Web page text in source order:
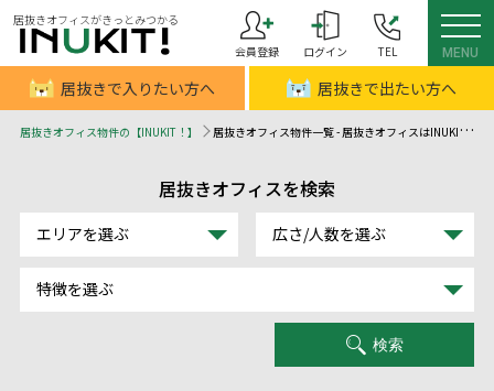
居抜きオフィスがきっとみつかる
会員登録
ログイン TEL MENU
居抜きで入りたい方へ 居抜きで出たい方へ
居抜きオフィス物件の【INUKIT！】 居抜きオフィス物件一覧 - 居抜きオフィスはINUKIT！（イヌキット）
居抜きオフィスを検索
エリアを選ぶ 広さ/人数を選ぶ
特徴を選ぶ
検索